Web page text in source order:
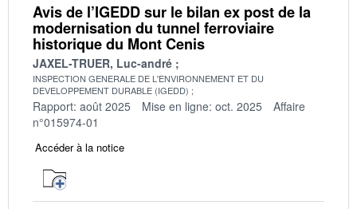
Avis de l’IGEDD sur le bilan ex post de la
modernisation du tunnel ferroviaire
historique du Mont Cenis
JAXEL-TRUER, Luc-andré
INSPECTION GENERALE DE L'ENVIRONNEMENT ET DU
DEVELOPPEMENT DURABLE (IGEDD)
Rapport: août 2025 Mise en ligne: oct. 2025
Affaire
n°015974-01
Accéder à la notice